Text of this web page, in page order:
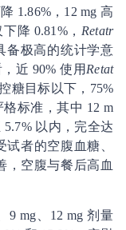
1.86%，12 mg 高
降 0.81%， Retatr
备极高的统计学意
近 90% 使用 Retat
糖目标以下，75%
格标准，其中 12 m
5.7% 以内，完全达
者的空腹血糖、
，空腹与餐后高血
9 mg、12 mg 剂量